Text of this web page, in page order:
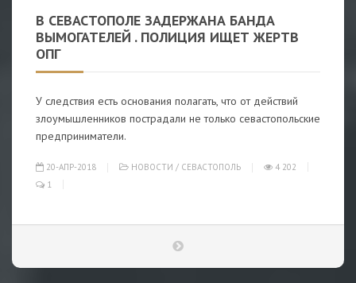
В СЕВАСТОПОЛЕ ЗАДЕРЖАНА БАНДА
ВЫМОГАТЕЛЕЙ . ПОЛИЦИЯ ИЩЕТ ЖЕРТВ
ОПГ
У следствия есть основания полагать, что от действий
злоумышленников пострадали не только севастопольские
предприниматели.
20-АПР-2018 НОВОСТИ / СЕВАСТОПОЛЬ
4 202
1